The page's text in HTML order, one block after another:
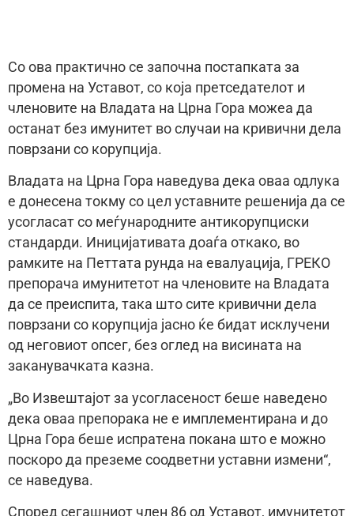
Со ова практично се започна постапката за
промена на Уставот, со која претседателот и
членовите на Владата на Црна Гора можеа да
останат без имунитет во случаи на кривични дела
поврзани со корупција.
Владата на Црна Гора наведува дека оваа одлука
е донесена токму со цел уставните решенија да се
усогласат со меѓународните антикорупциски
стандарди. Иницијативата доаѓа откако, во
рамките на Петтата рунда на евалуација, ГРЕКО
препорача имунитетот на членовите на Владата
да се преиспита, така што сите кривични дела
поврзани со корупција јасно ќе бидат исклучени
од неговиот опсег, без оглед на висината на
заканувачката казна.
„Во Извештајот за усогласеност беше наведено
дека оваа препорака не е имплементирана и до
Црна Гора беше испратена покана што е можно
поскоро да преземе соодветни уставни измени“,
се наведува.
Според сегашниот член 86 од Уставот, имунитетот